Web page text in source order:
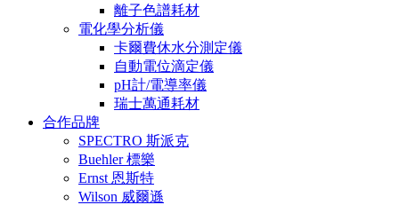
離子色譜耗材
電化學分析儀
卡爾費休水分測定儀
自動電位滴定儀
pH計/電導率儀
瑞士萬通耗材
合作品牌
SPECTRO 斯派克
Buehler 標樂
Ernst 恩斯特
Wilson 威爾遜